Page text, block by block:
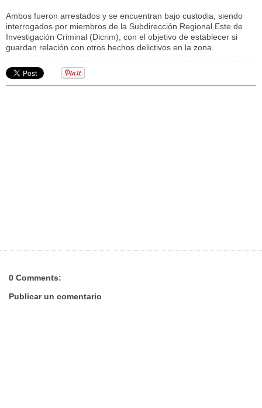
Ambos fueron arrestados y se encuentran bajo custodia, siendo
interrogados por miembros de la Subdirección Regional Este de
Investigación Criminal (Dicrim), con el objetivo de establecer si
guardan relación con otros hechos delictivos en la zona.
0 Comments:
Publicar un comentario